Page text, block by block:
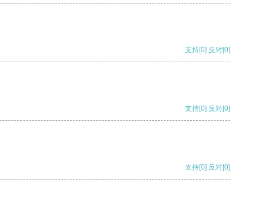
支持[0] 反对[0]
支持[0] 反对[0]
支持[0] 反对[0]